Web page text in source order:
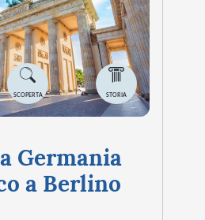
SCOPERTA STORIA
Germania
a Berlino